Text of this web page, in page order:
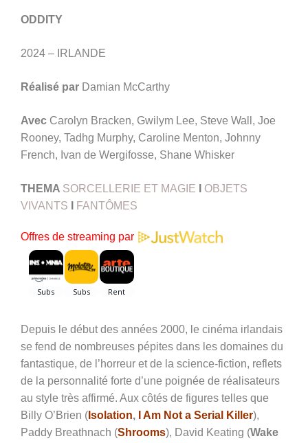
ODDITY
2024 – IRLANDE
Réalisé par Damian McCarthy
Avec Carolyn Bracken, Gwilym Lee, Steve Wall, Joe
Rooney, Tadhg Murphy, Caroline Menton, Johnny
French, Ivan de Wergifosse, Shane Whisker
THEMA SORCELLERIE ET MAGIE
OBJETS
VIVANTS
FANTÔMES
Offres de streaming par
Depuis le début des années 2000, le cinéma irlandais
se fend de nombreuses pépites dans les domaines du
fantastique, de l’horreur et de la science-fiction, reflets
de la personnalité forte d’une poignée de réalisateurs
au style très affirmé. Aux côtés de figures telles que
Billy O’Brien ( Isolation, I Am Not a Serial Killer),
Paddy Breathnach (Shrooms), David Keating (Wake